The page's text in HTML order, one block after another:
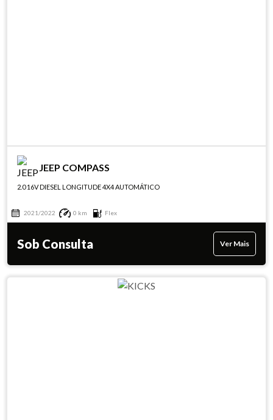
JEEP COMPASS
2.0 16V DIESEL LONGITUDE 4X4 AUTOMÁTICO
2021/2022 0 km Flex
Sob Consulta Ver Mais